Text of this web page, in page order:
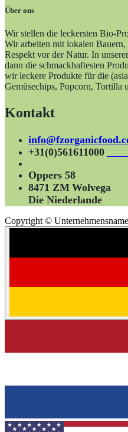
Über ons
Wir stellen die leckersten Bio-
Wir arbeiten mit lokalen
Respekt vor der Natur. In
dann die schmackhaftesten
wir leckere Produkte für die
Gemüsechips, Popcorn, Tortilla
Kontakt
+31(0)561611000
Oppers 58
8471 ZM Wolvega
Die Niederlande
Copyright © Unternehmensname